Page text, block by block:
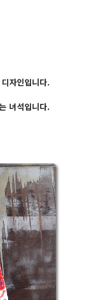
자인입니다.
녀석입니다.